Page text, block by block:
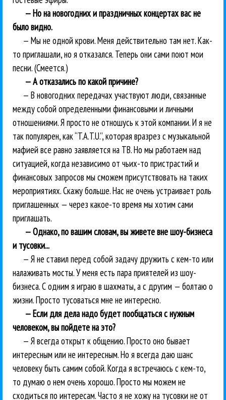
— Но на новогодних и праздничных концертах вас не
было видно.
— Мы не одной крови. Меня действительно там нет. Как-
то приглашали, но я отказался. Теперь они сами поют мои
песни. (Смеется.)
— А отказались по какой причине?
— В новогодних передачах участвуют люди, связанные
между собой определенными финансовыми и личными
отношениями. Я просто не отношусь к этой компании. И я не
так популярен, как “T.A.T.U.”, которая вразрез с музыкальной
мафией все равно заявляется на ТВ. Но мы работаем над
ситуацией, когда независимо от чьих-то пристрастий и
финансовых запросов мы сможем присутствовать на таких
мероприятиях. Скажу больше. Нас не очень устраивает роль
приглашенных — через какое-то время мы хотим сами
приглашать.
— Однако, по вашим словам, вы живете вне шоу-бизнеса
и тусовки...
— Я не ставил перед собой задачу дружить с кем-то или
налаживать мосты. У меня есть пара приятелей из шоу-
бизнеса. С одним я играю в шахматы, а с другим — болтаю о
жизни. Просто тусоваться мне не интересно.
— Если для дела надо будет пообщаться с нужным
человеком, вы пойдете на это?
— Я всегда открыт к общению. Просто оно бывает
интересным или не интересным. Но я всегда даю шанс
человеку быть самим собой. Когда я встречаюсь с кем-то,
то думаю о нем очень хорошо. Просто мы можем не
сходиться по интересам. Часто я не хожу на тусовки не от